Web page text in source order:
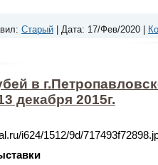
Старый Дата: 17/Фев/2020
в
декабря 2015г.
i624/1512/9d/